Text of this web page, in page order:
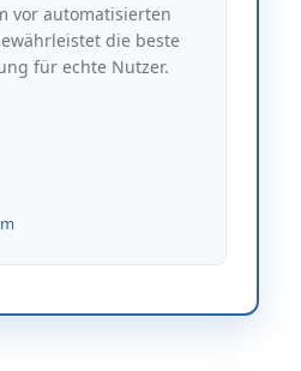
vor automatisierten
die beste
für echte Nutzer.